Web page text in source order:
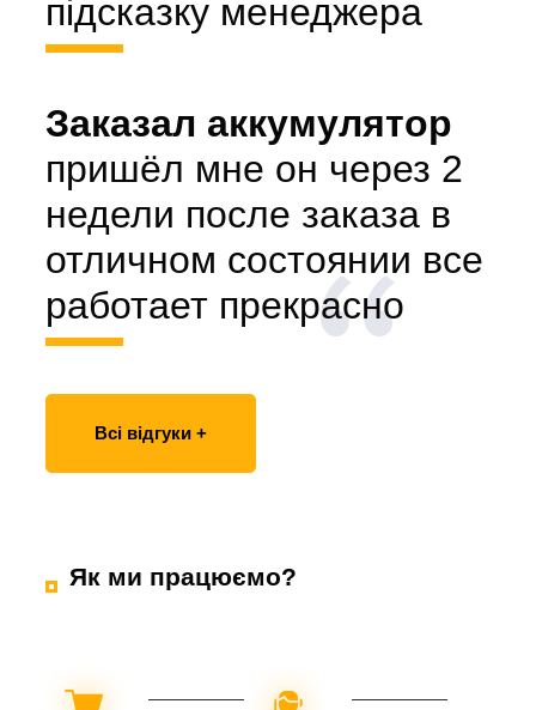
підсказку менеджера
Заказал аккумулятор
пришёл мне он через 2
недели после заказа в
отличном состоянии все
работает прекрасно
Всі відгуки +
Як ми працюємо?